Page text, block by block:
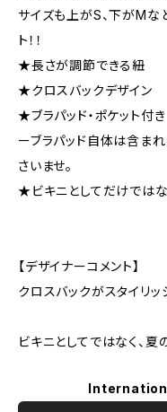
サイズも上がS、下がMな
ト！！
★長さが調節できる紐
★クロスバックデザイン
★ブラパッド・ポケット付き
ーブラパッド自体は含ま
さいませ。
★ビキニとしてだけではな
【デザイナーコメント】
クロスバックがスタイリッ
ビキニとしてではなく、夏